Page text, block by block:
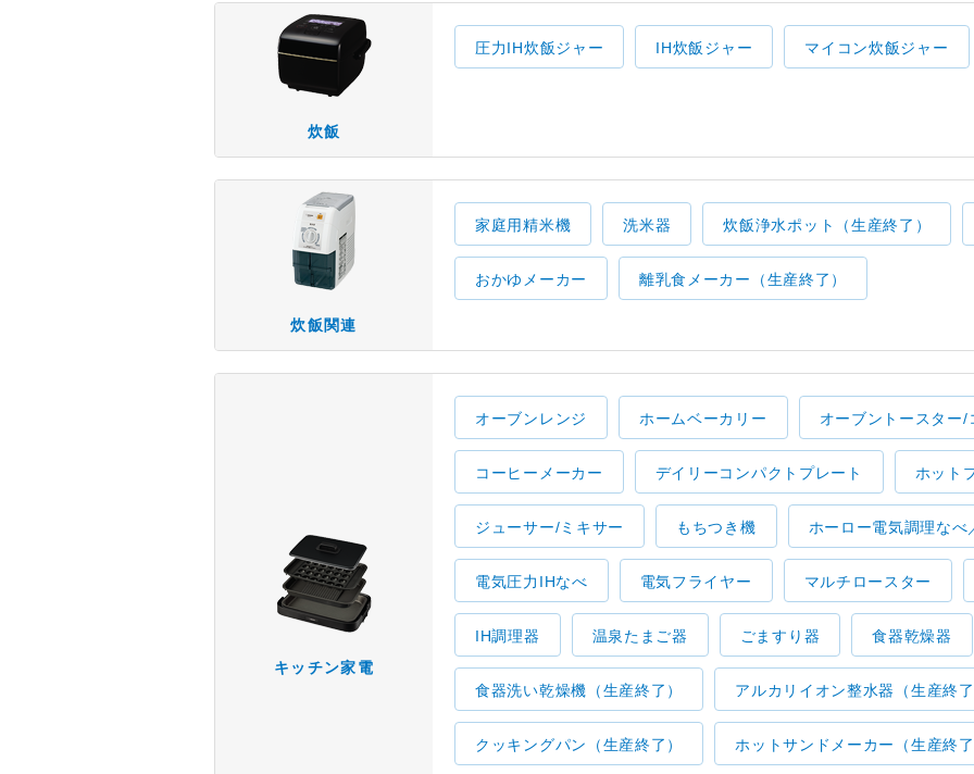
炊飯
圧力IH炊飯ジャー IH炊飯ジャー マイコン炊飯ジャー
炊飯関連
家庭用精米機 洗米器 炊飯浄水ポット（生産終了）
おかゆメーカー 離乳食メーカー（生産終了）
キッチン家電
オーブンレンジ ホームベーカリー オーブントースター
コーヒーメーカー デイリーコンパクトプレート ホット
ジューサー/ミキサー もちつき機 ホーロー電気調理なべ
電気圧力IHなべ 電気フライヤー マルチロースター
IH調理器 温泉たまご器 ごますり器 食器乾燥器
食器洗い乾燥機（生産終了） アルカリイオン整水器（生産終了
クッキングパン（生産終了） ホットサンドメーカー（生産終了